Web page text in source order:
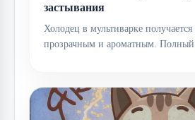
застывания
Холодец в мультиварке
прозрачным и ароматным.